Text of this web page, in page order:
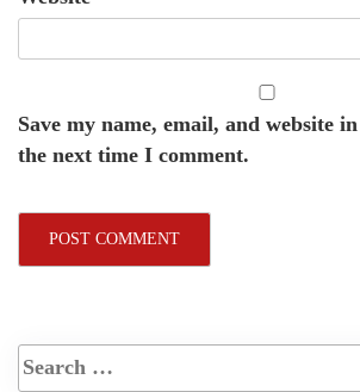
Save my name, email, and website
the next time I comment.